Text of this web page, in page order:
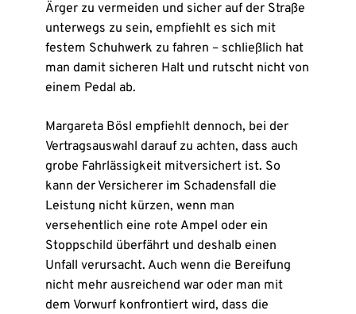
Ärger zu vermeiden und sicher auf der Straße
unterwegs zu sein, empfiehlt es sich mit
festem Schuhwerk zu fahren – schließlich hat
man damit sicheren Halt und rutscht nicht von
einem Pedal ab.
Margareta Bösl empfiehlt dennoch, bei der
Vertragsauswahl darauf zu achten, dass auch
grobe Fahrlässigkeit mitversichert ist. So
kann der Versicherer im Schadensfall die
Leistung nicht kürzen, wenn man
versehentlich eine rote Ampel oder ein
Stoppschild überfährt und deshalb einen
Unfall verursacht. Auch wenn die Bereifung
nicht mehr ausreichend war oder man mit
dem Vorwurf konfrontiert wird, dass die